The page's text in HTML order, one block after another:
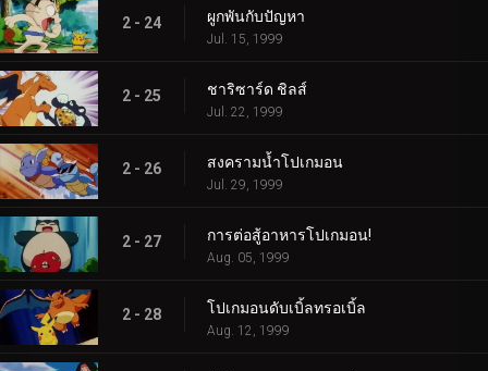
2 - 24 ผูกพันกับปัญหา
Jul. 15, 1999
2 - 25 ชาริซาร์ด ชิลส์
Jul. 22, 1999
2 - 26 สงครามน้ำโปเกมอน
Jul. 29, 1999
2 - 27 การต่อสู้อาหารโปเกมอน!
Aug. 05, 1999
2 - 28 โปเกมอนดับเบิ้ลทรอเบิ้ล
Aug. 12, 1999